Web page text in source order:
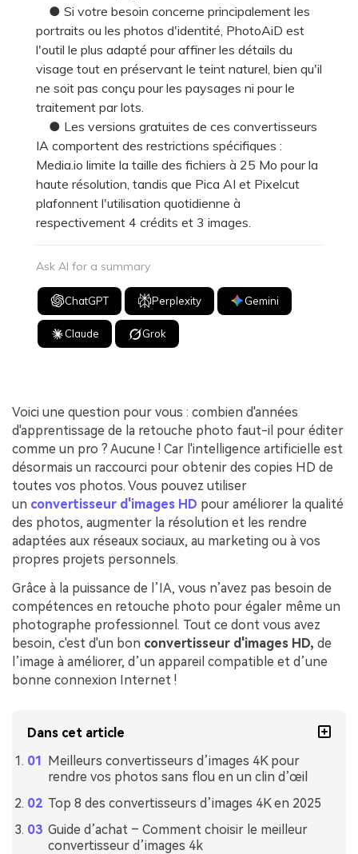
● Si votre besoin concerne principalement les
portraits ou les photos d'identité, PhotoAiD est
l'outil le plus adapté pour affiner les détails du
visage tout en préservant le teint naturel, bien qu'il
ne soit pas conçu pour les paysages ni pour le
traitement par lots.
● Les versions gratuites de ces convertisseurs
IA comportent des restrictions spécifiques :
Media.io limite la taille des fichiers à 25 Mo pour la
haute résolution, tandis que Pica AI et Pixelcut
plafonnent l'utilisation quotidienne à
respectivement 4 crédits et 3 images.
Ask AI for a summary
ChatGPT Perplexity Gemini
Claude Grok
Voici une question pour vous : combien d'années
d'apprentissage de la retouche photo faut-il pour éditer
comme un pro ? Aucune ! Car l'intelligence artificielle est
désormais un raccourci pour obtenir des copies HD de
toutes vos photos. Vous pouvez utiliser
un convertisseur d'images HD pour améliorer la qualité
des photos, augmenter la résolution et les rendre
adaptées aux réseaux sociaux, au marketing ou à vos
propres projets personnels.
Grâce à la puissance de l’IA, vous n’avez pas besoin de
compétences en retouche photo pour égaler même un
photographe professionnel. Tout ce dont vous avez
besoin, c'est d'un bon convertisseur d'images HD, de
l’image à améliorer, d’un appareil compatible et d’une
bonne connexion Internet !
Dans cet article
Meilleurs convertisseurs d’images 4K pour
rendre vos photos sans flou en un clin d’œil
Top 8 des convertisseurs d’images 4K en 2025
Guide d’achat – Comment choisir le meilleur
convertisseur d’images 4k